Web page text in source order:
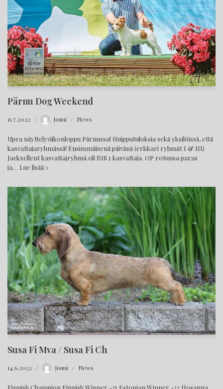
Pärnu Dog Weekend
11.7.2022 Jouni News
Upea näyttelyviikonloppu Pärnussa! Huipputuloksia sekä yksilöissä, että
kasvattajaryhmässä! Ensimmäisenä päivänä (erkkari ryhmät I & III)
Jackxellent kasvattajryhmä oli BIS 1 kasvattaja. OP rotunsa paras
ja… Lue lisää »
Susa Fi Mva / Susa Fi Ch
14.6.2022 Jouni News